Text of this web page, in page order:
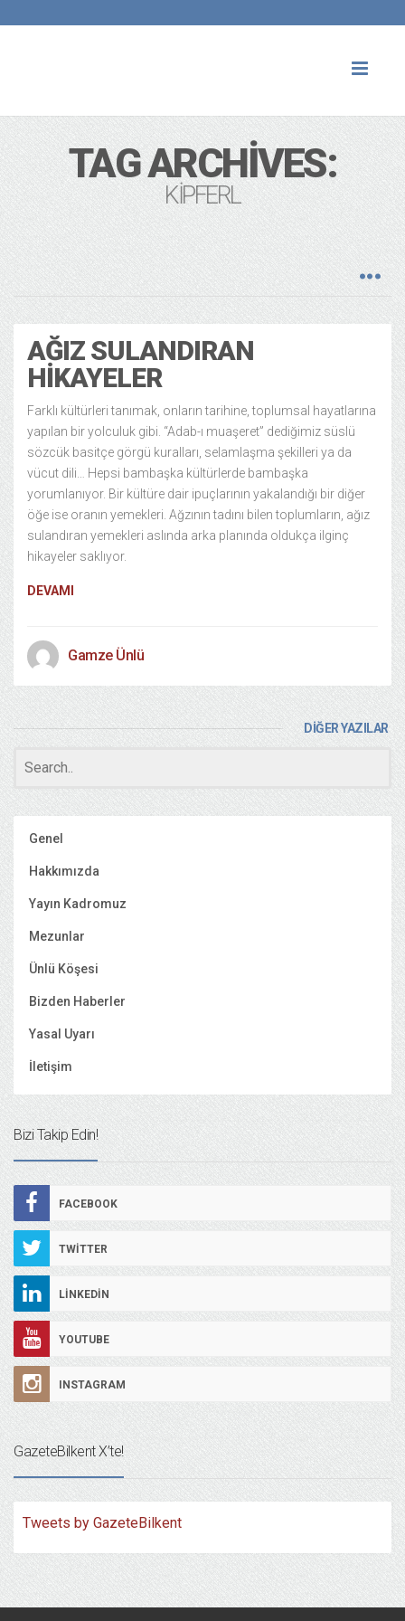
TAG ARCHIVES:
KIPFERL
AĞIZ SULANDIRAN
HIKAYELER
Farklı kültürleri tanımak, onların tarihine, toplumsal hayatlarına
yapılan bir yolculuk gibi. “Adab-ı muaşeret” dediğimiz süslü
sözcük basitçe görgü kuralları, selamlaşma şekilleri ya da
vücut dili… Hepsi bambaşka kültürlerde bambaşka
yorumlanıyor. Bir kültüre dair ipuçlarının yakalandığı bir diğer
öğe ise oranın yemekleri. Ağzının tadını bilen toplumların, ağız
sulandıran yemekleri aslında arka planında oldukça ilginç
hikayeler saklıyor.
DEVAMI
Gamze Ünlü
DİĞER YAZILAR
Genel
Hakkımızda
Yayın Kadromuz
Mezunlar
Ünlü Köşesi
Bizden Haberler
Yasal Uyarı
İletişim
Bizi Takip Edin!
FACEBOOK
TWITTER
LINKEDIN
YOUTUBE
INSTAGRAM
GazeteBilkent X’te!
Tweets by GazeteBilkent